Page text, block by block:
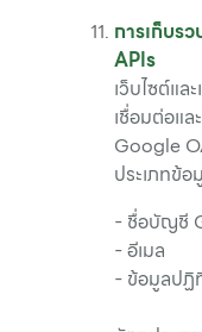
การเก็บร
APIs
เว็บไซต์แ
เชื่อมต่อแ
Google
ประเภทข้
- ชื่อบัญชี
- อีเมล
- ข้อมูลปฏิ